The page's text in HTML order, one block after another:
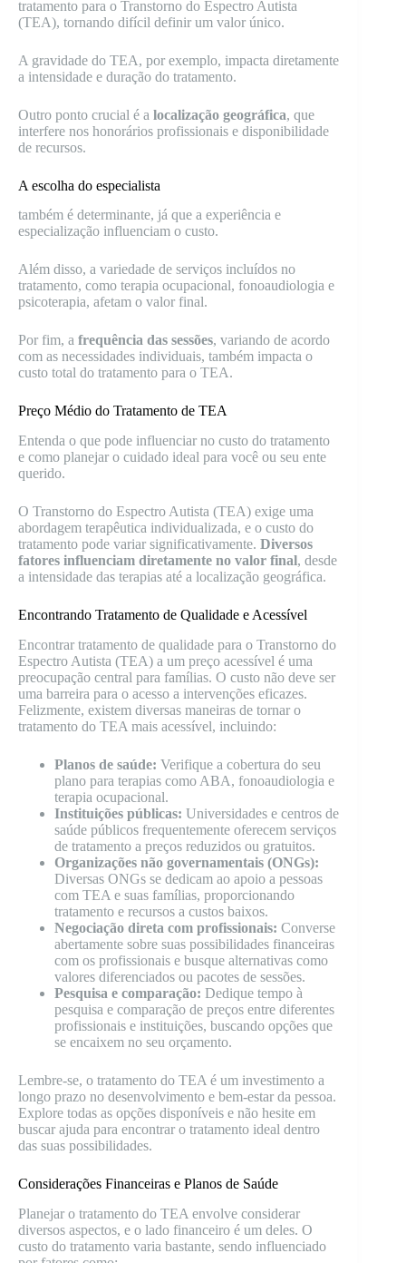
tratamento para o Transtorno do Espectro Autista
(TEA), tornando difícil definir um valor único.
A gravidade do TEA, por exemplo, impacta diretamente
a intensidade e duração do tratamento.
Outro ponto crucial é a localização geográfica, que
interfere nos honorários profissionais e disponibilidade
de recursos.
A escolha do especialista
também é determinante, já que a experiência e
especialização influenciam o custo.
Além disso, a variedade de serviços incluídos no
tratamento, como terapia ocupacional, fonoaudiologia e
psicoterapia, afetam o valor final.
Por fim, a frequência das sessões, variando de acordo
com as necessidades individuais, também impacta o
custo total do tratamento para o TEA.
Preço Médio do Tratamento de TEA
Entenda o que pode influenciar no custo do tratamento
e como planejar o cuidado ideal para você ou seu ente
querido.
O Transtorno do Espectro Autista (TEA) exige uma
abordagem terapêutica individualizada, e o custo do
tratamento pode variar significativamente. Diversos
fatores influenciam diretamente no valor final, desde
a intensidade das terapias até a localização geográfica.
Encontrando Tratamento de Qualidade e Acessível
Encontrar tratamento de qualidade para o Transtorno do
Espectro Autista (TEA) a um preço acessível é uma
preocupação central para famílias. O custo não deve ser
uma barreira para o acesso a intervenções eficazes.
Felizmente, existem diversas maneiras de tornar o
tratamento do TEA mais acessível, incluindo:
Planos de saúde: Verifique a cobertura do seu
plano para terapias como ABA, fonoaudiologia e
terapia ocupacional.
Instituições públicas: Universidades e centros de
saúde públicos frequentemente oferecem serviços
de tratamento a preços reduzidos ou gratuitos.
Organizações não governamentais (ONGs):
Diversas ONGs se dedicam ao apoio a pessoas
com TEA e suas famílias, proporcionando
tratamento e recursos a custos baixos.
Negociação direta com profissionais: Converse
abertamente sobre suas possibilidades financeiras
com os profissionais e busque alternativas como
valores diferenciados ou pacotes de sessões.
Pesquisa e comparação: Dedique tempo à
pesquisa e comparação de preços entre diferentes
profissionais e instituições, buscando opções que
se encaixem no seu orçamento.
Lembre-se, o tratamento do TEA é um investimento a
longo prazo no desenvolvimento e bem-estar da pessoa.
Explore todas as opções disponíveis e não hesite em
buscar ajuda para encontrar o tratamento ideal dentro
das suas possibilidades.
Considerações Financeiras e Planos de Saúde
Planejar o tratamento do TEA envolve considerar
diversos aspectos, e o lado financeiro é um deles. O
custo do tratamento varia bastante, sendo influenciado